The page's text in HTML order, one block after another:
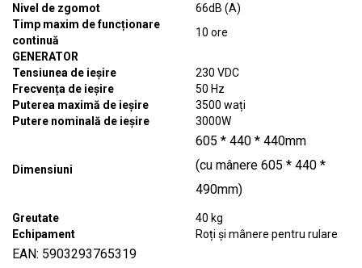
Nivel de zgomot
66dB (A)
Timp maxim de funcționare
continuă
10 ore
GENERATOR
Tensiunea de ieșire
230 VDC
Frecvența de ieșire
50 Hz
Puterea maximă de ieșire
3500 wați
Putere nominală de ieșire
3000W
Dimensiuni
605 * 440 * 440mm
(cu mânere 605 * 440 *
490mm)
Greutate
40 kg
Echipament
Roți și mânere pentru rulare
EAN: 5903293765319